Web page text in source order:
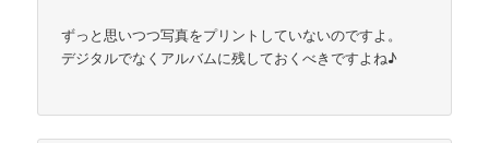
ずっと思いつつ写真をプリントしていないのですよ。
デジタルでなくアルバムに残しておくべきですよね♪